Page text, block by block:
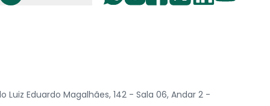
Luiz Eduardo Magalhães, 142 - Sala 06, Andar 2 -